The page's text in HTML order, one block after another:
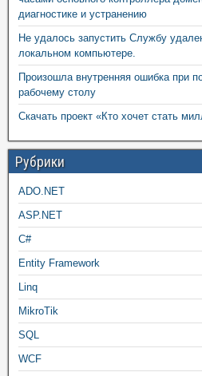
диагностике и устранению
Не удалось запустить Службу
локальном компьютере.
Произошла внутренняя ошибка при
рабочему столу
Скачать проект «Кто хочет стать
Рубрики
ADO.NET
ASP.NET
C#
Entity Framework
Linq
MikroTik
SQL
WCF